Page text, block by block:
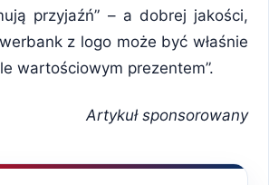
przyjaźń” – a dobrej jakości,
z logo może być właśnie
wartościowym prezentem”.
Artykuł sponsorowany